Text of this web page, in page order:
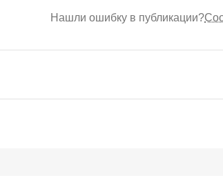
Нашли ошибку в публикации?